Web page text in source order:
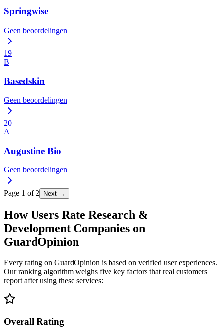
Springwise
Geen beoordelingen
19
B
Basedskin
Geen beoordelingen
20
A
Augustine Bio
Geen beoordelingen
Page 1 of2 Next →
How Users Rate Research &
Development Companies on
GuardOpinion
Every rating on GuardOpinion is based on verified user experiences.
Our ranking algorithm weighs five key factors that real customers
report after using these services:
Overall Rating